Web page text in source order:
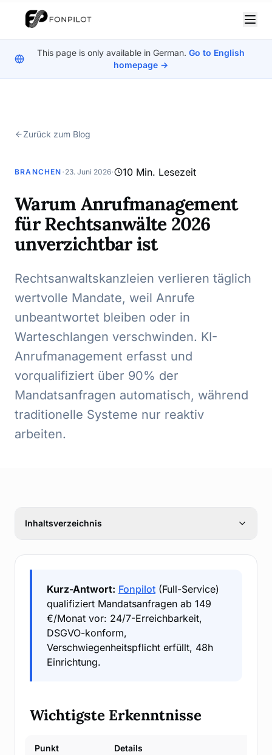
This page is only available in German. Go to English
homepage →
Zurück zum Blog
BRANCHEN · 23. Juni 2026· 10 Min. Lesezeit
Warum Anrufmanagement
für Rechtsanwälte 2026
unverzichtbar ist
Rechtsanwaltskanzleien verlieren täglich
wertvolle Mandate, weil Anrufe
unbeantwortet bleiben oder in
Warteschlangen verschwinden. KI-
Anrufmanagement erfasst und
vorqualifiziert über 90% der
Mandatsanfragen automatisch, während
traditionelle Systeme nur reaktiv
arbeiten.
Inhaltsverzeichnis
Kurz-Antwort: Fonpilot (Full-Service)
qualifiziert Mandatsanfragen ab 149
€/Monat vor: 24/7-Erreichbarkeit,
DSGVO-konform,
Verschwiegenheitspflicht erfüllt, 48h
Einrichtung.
Wichtigste Erkenntnisse
Punkt Details